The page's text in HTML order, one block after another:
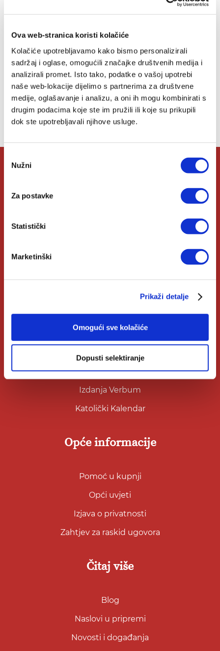
Ova web-stranica koristi kolačiće
Kolačiće upotrebljavamo kako bismo personalizirali
sadržaj i oglase, omogućili značajke društvenih medija i
analizirali promet. Isto tako, podatke o vašoj upotrebi
naše web-lokacije dijelimo s partnerima za društvene
medije, oglašavanje i analizu, a oni ih mogu kombinirati s
drugim podacima koje ste im pružili ili koje su prikupili
dok ste upotrebljavali njihove usluge.
pristanka
Nužni
Za postavke
Statistički
Marketinški
Prikaži detalje
Omogući sve kolačiće
Dopusti selektiranje
listu
želja
Lista želja
Nemate artikala u svojoj listi želja.
Korisni linkovi
Nakladnici
Biblioteke
Izdanja Verbum
Katolički Kalendar
Opće informacije
Pomoć u kupnji
Opći uvjeti
Izjava o privatnosti
Zahtjev za raskid ugovora
Čitaj više
Blog
Naslovi u pripremi
Novosti i događanja